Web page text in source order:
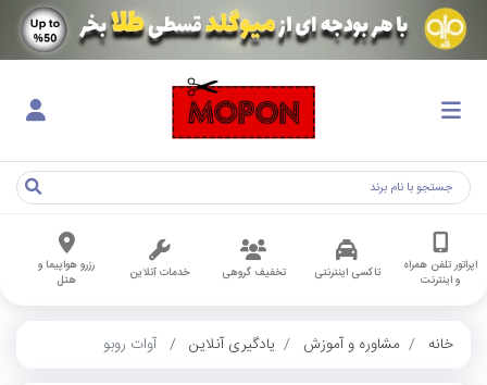
اپراتور تلفن همراه
و اینترنت
تاکسی اینترنتی تخفیف گروهی خدمات آنلاین
رزرو هواپیما و
هتل
خانه مشاوره و آموزش یادگیری آنلاین آوات روبو